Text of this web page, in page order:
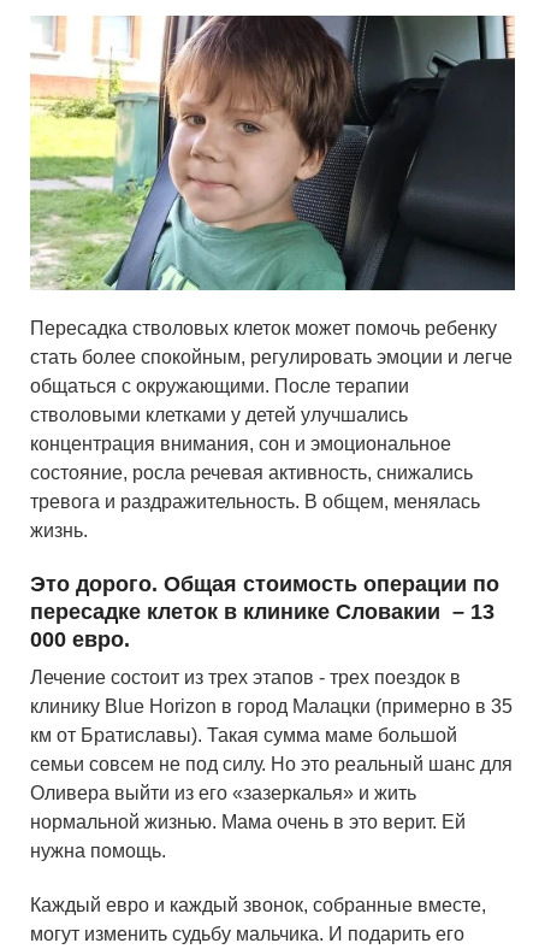
Пересадка стволовых клеток может помочь ребенку
стать более спокойным, регулировать эмоции и легче
общаться с окружающими. После терапии
стволовыми клетками у детей улучшались
концентрация внимания, сон и эмоциональное
состояние, росла речевая активность, снижались
тревога и раздражительность. В общем, менялась
жизнь.
Это дорого. Общая стоимость операции по
пересадке клеток в клинике Словакии – 13
000 евро.
Лечение состоит из трех этапов - трех поездок в
клинику Blue Horizon в город Малацки (примерно в 35
км от Братиславы). Такая сумма маме большой
семьи совсем не под силу. Но это реальный шанс для
Оливера выйти из его «зазеркалья» и жить
нормальной жизнью. Мама очень в это верит. Ей
нужна помощь.
Каждый евро и каждый звонок, собранные вместе,
могут изменить судьбу мальчика. И подарить его